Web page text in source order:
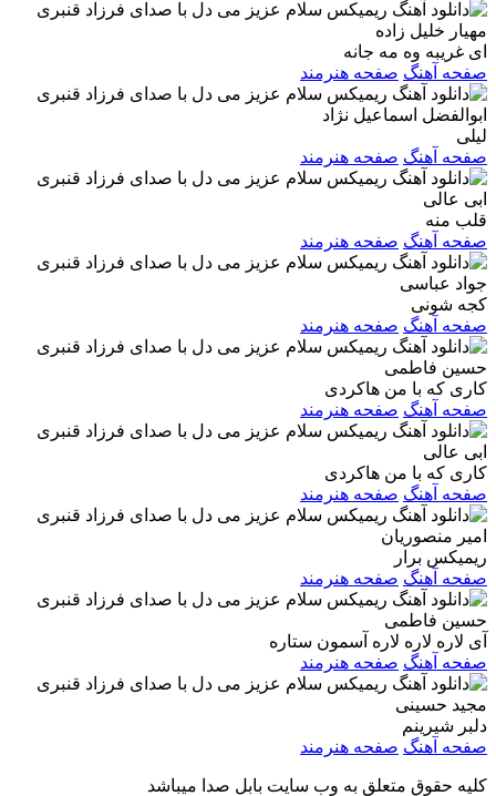
مهیار خلیل زاده
ای غریبه وه مه جانه
صفحه آهنگ صفحه هنرمند
ابوالفضل اسماعیل نژاد
لیلی
صفحه آهنگ صفحه هنرمند
ابی عالی
قلب منه
صفحه آهنگ صفحه هنرمند
جواد عباسی
کجه شونی
صفحه آهنگ صفحه هنرمند
حسین فاطمی
کاری که با من هاکردی
صفحه آهنگ صفحه هنرمند
ابی عالی
کاری که با من هاکردی
صفحه آهنگ صفحه هنرمند
امیر منصوریان
ریمیکس برار
صفحه آهنگ صفحه هنرمند
حسین فاطمی
آی لاره لاره لاره آسمون ستاره
صفحه آهنگ صفحه هنرمند
مجید حسینی
دلبر شیرینم
صفحه آهنگ صفحه هنرمند
کلیه حقوق متعلق به وب سایت بابل صدا میباشد